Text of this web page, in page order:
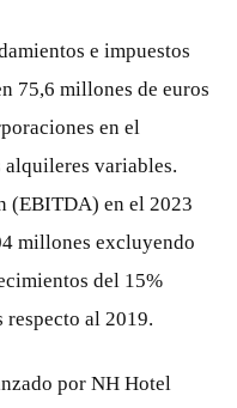
e impuestos
75,6 millones de euros
en el
variables.
(EBITDA) en el 2023
millones excluyendo
del 15%
respecto al 2019.
por NH Hotel